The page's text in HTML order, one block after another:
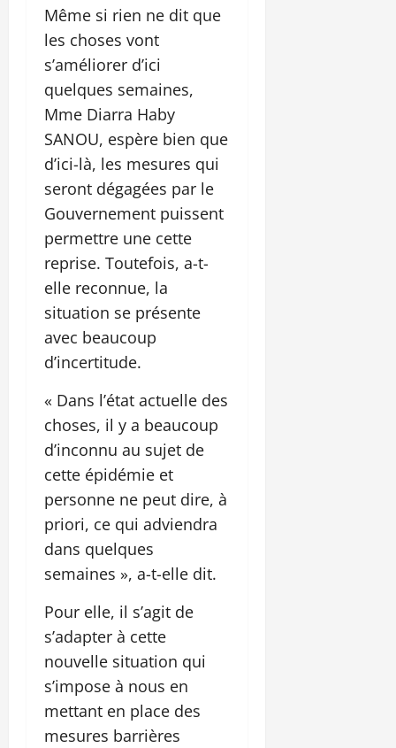
Même si rien ne dit que
les choses vont
s’améliorer d’ici
quelques semaines,
Mme Diarra Haby
SANOU, espère bien que
d’ici-là, les mesures qui
seront dégagées par le
Gouvernement puissent
permettre une cette
reprise. Toutefois, a-t-
elle reconnue, la
situation se présente
avec beaucoup
d’incertitude.
« Dans l’état actuelle des
choses, il y a beaucoup
d’inconnu au sujet de
cette épidémie et
personne ne peut dire, à
priori, ce qui adviendra
dans quelques
semaines », a-t-elle dit.
Pour elle, il s’agit de
s’adapter à cette
nouvelle situation qui
s’impose à nous en
mettant en place des
mesures barrières